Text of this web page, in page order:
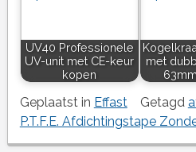
UV40 Professionele
UV-unit met CE-keur
kopen
met
Geplaatst in Effast Getagd
P.T.F.E. Afdichtingstape